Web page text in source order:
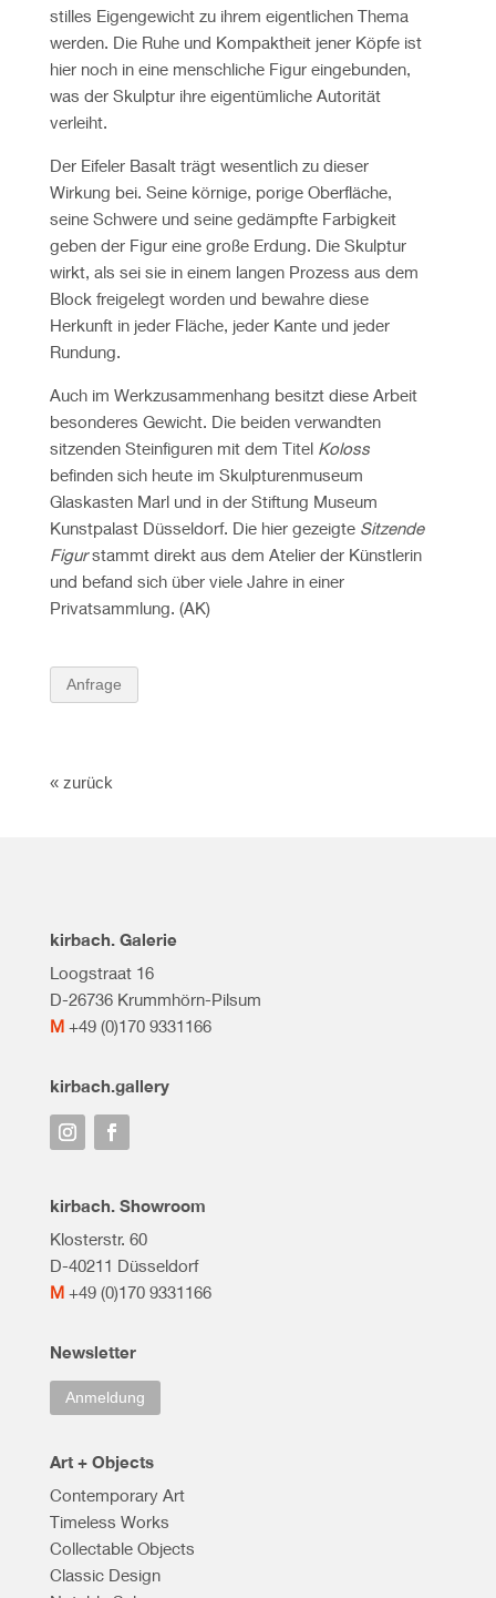
stilles Eigengewicht zu ihrem eigentlichen Thema
werden. Die Ruhe und Kompaktheit jener Köpfe ist
hier noch in eine menschliche Figur eingebunden,
was der Skulptur ihre eigentümliche Autorität
verleiht.
Der Eifeler Basalt trägt wesentlich zu dieser
Wirkung bei. Seine körnige, porige Oberfläche,
seine Schwere und seine gedämpfte Farbigkeit
geben der Figur eine große Erdung. Die Skulptur
wirkt, als sei sie in einem langen Prozess aus dem
Block freigelegt worden und bewahre diese
Herkunft in jeder Fläche, jeder Kante und jeder
Rundung.
Auch im Werkzusammenhang besitzt diese Arbeit
besonderes Gewicht. Die beiden verwandten
sitzenden Steinfiguren mit dem Titel Koloss
befinden sich heute im Skulpturenmuseum
Glaskasten Marl und in der Stiftung Museum
Kunstpalast Düsseldorf. Die hier gezeigte Sitzende
Figurstammt direkt aus dem Atelier der Künstlerin
und befand sich über viele Jahre in einer
Privatsammlung. (AK)
Anfrage
« zurück
kirbach. Galerie
Loogstraat 16
D-26736 Krummhörn-Pilsum
M+49 (0)170 9331166
kirbach.gallery
kirbach. Showroom
Klosterstr. 60
D-40211 Düsseldorf
M+49 (0)170 9331166
Newsletter
Anmeldung
Art + Objects
Contemporary Art
Timeless Works
Collectable Objects
Classic Design